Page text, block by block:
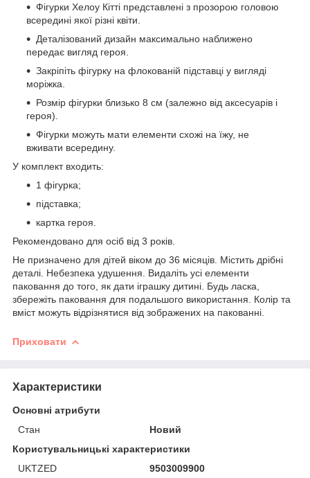
Фігурки Хелоу Кітті представлені з прозорою головою
всередині якої різні квіти.
Деталізований дизайн максимально наближено
передає вигляд героя.
Закріпіть фігурку на флокованій підставці у вигляді
моріжка.
Розмір фігурки близько 8 см (залежно від аксесуарів і
героя).
Фігурки можуть мати елементи схожі на їжу, не
вживати всередину.
У комплект входить:
1 фігурка;
підставка;
картка героя.
Рекомендовано для осіб від 3 років.
Не призначено для дітей віком до 36 місяців. Містить дрібні
деталі. Небезпека удушення. Видаліть усі елементи
паковання до того, як дати іграшку дитині. Будь ласка,
збережіть паковання для подальшого використання. Колір та
вміст можуть відрізнятися від зображених на пакованні.
Приховати
Характеристики
Основні атрибути
Стан
Новий
Користувальницькі характеристики
UKTZED
9503009900